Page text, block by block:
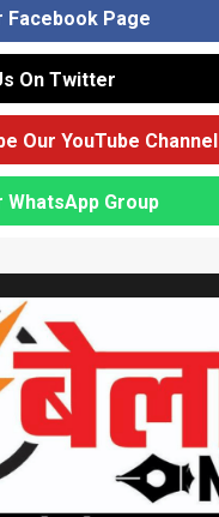
Facebook Page
On Twitter
Our YouTube Channel
WhatsApp Group